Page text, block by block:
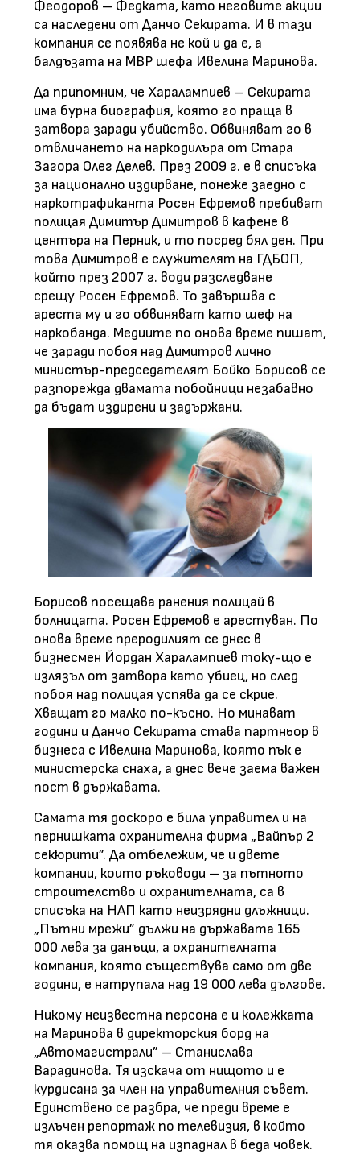
Феодоров – Федката, като неговите акции
са наследени от Данчо Секирата. И в тази
компания се появява не кой и да е, а
балдъзата на МВР шефа Ивелина Маринова.
Да припомним, че Харалампиев – Секирата
има бурна биография, която го праща в
затвора заради убийство. Обвиняват го в
отвличането на наркодилъра от Стара
Загора Олег Делев. През 2009 г. е в списъка
за национално издирване, понеже заедно с
наркотрафиканта Росен Ефремов пребиват
полицая Димитър Димитров в кафене в
центъра на Перник, и то посред бял ден. При
това Димитров е служителят на ГДБОП,
който през 2007 г. води разследване
срещу Росен Ефремов. То завършва с
ареста му и го обвиняват като шеф на
наркобанда. Медиите по онова време пишат,
че заради побоя над Димитров лично
министър-председателят Бойко Борисов се
разпорежда двамата побойници незабавно
да бъдат издирени и задържани.
Борисов посещава ранения полицай в
болницата. Росен Ефремов е арестуван. По
онова време преродилият се днес в
бизнесмен Йордан Харалампиев току-що е
излязъл от затвора като убиец, но след
побоя над полицая успява да се скрие.
Хващат го малко по-късно. Но минават
години и Данчо Секирата става партньор в
бизнеса с Ивелина Маринова, която пък е
министерска снаха, а днес вече заема важен
пост в държавата.
Самата тя доскоро е била управител и на
пернишката охранителна фирма „Вайпър 2
секюрити”. Да отбележим, че и двете
компании, които ръководи – за пътното
строителство и охранителната, са в
списъка на НАП като неизрядни длъжници.
„Пътни мрежи” дължи на държавата 165
000 лева за данъци, а охранителната
компания, която съществува само от две
години, е натрупала над 19 000 лева дългове.
Никому неизвестна персона е и колежката
на Маринова в директорския борд на
„Автомагистрали” – Станислава
Варадинова. Тя изскача от нищото и е
курдисана за член на управителния съвет.
Единствено се разбра, че преди време е
излъчен репортаж по телевизия, в който
тя оказва помощ на изпаднал в беда човек.